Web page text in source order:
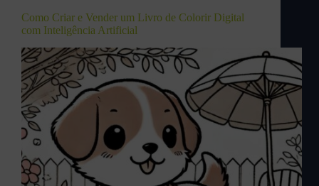
Como Criar e Vender um Livro de Colorir Digital
com Inteligência Artificial